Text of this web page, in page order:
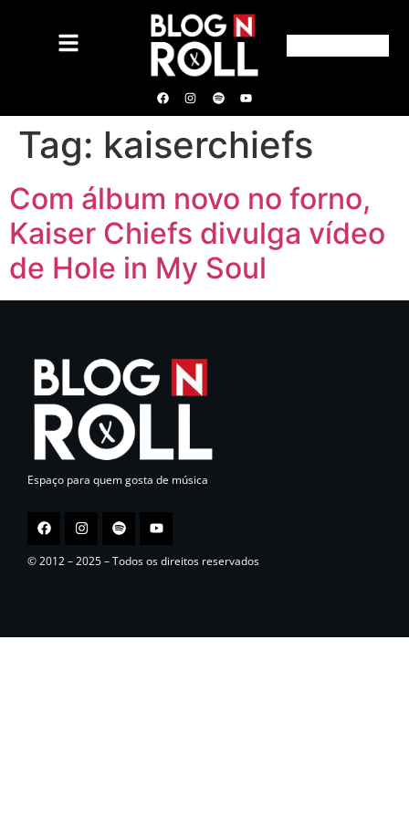
Tag: kaiserchiefs
Com álbum novo no forno,
Kaiser Chiefs divulga vídeo
de Hole in My Soul
Espaço para quem gosta de música
© 2012 – 2025 – Todos os direitos reservados